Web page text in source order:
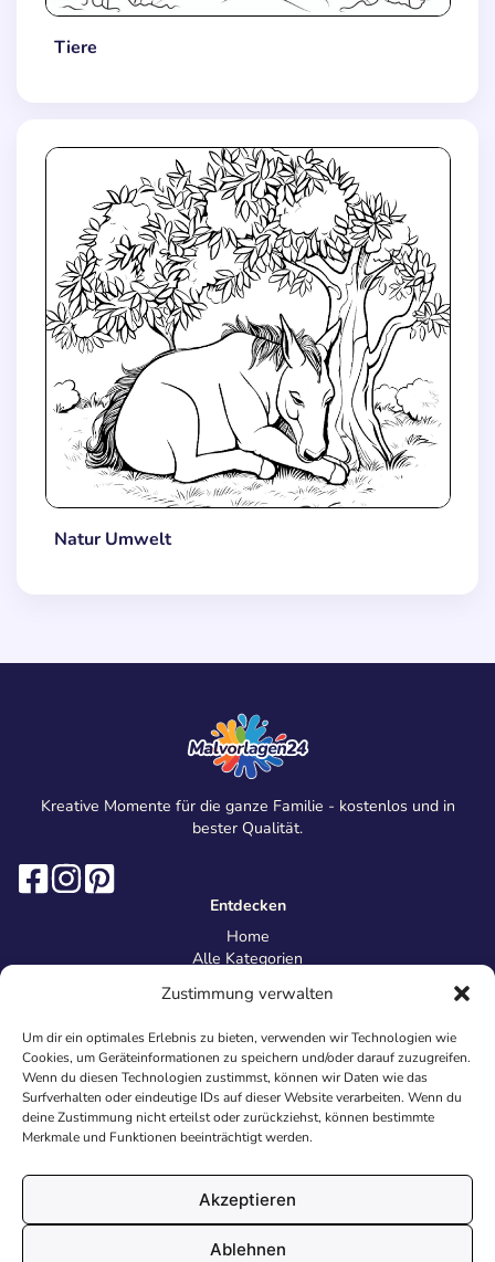
Zustimmung verwalten
Um dir ein optimales Erlebnis zu bieten, verwenden wir Technologien wie
Cookies, um Geräteinformationen zu speichern und/oder darauf zuzugreifen.
Wenn du diesen Technologien zustimmst, können wir Daten wie das
Surfverhalten oder eindeutige IDs auf dieser Website verarbeiten. Wenn du
deine Zustimmung nicht erteilst oder zurückziehst, können bestimmte
Merkmale und Funktionen beeinträchtigt werden.
Akzeptieren
Ablehnen
Tiere
Natur Umwelt
Kreative Momente für die ganze Familie - kostenlos und in
bester Qualität.
Entdecken
Home
Alle Kategorien
Information
Über uns
Kontakt
Inhaltsrichtlinien
Recht & Datenschutz
Impressum
AGB
Cookies